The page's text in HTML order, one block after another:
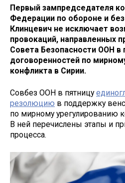
Первый зампредседателя
Федерации по обороне и
Клинцевич не исключает
провокаций, направленных
Совета Безопасности ООН в
договоренностей по
конфликта в Сирии.
Совбез ООН в пятницу
резолюцию в поддержку
по мирному урегулированию
В ней перечислены этапы и
процесса.